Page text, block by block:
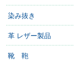
染み抜き
革 レザー製品
靴 鞄